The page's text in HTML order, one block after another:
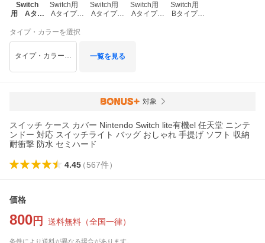
Switch
用　Aタイ
ク
Switch用
Aタイプ・
Switch用
Aタイプ・
Switch用
Aタイプ・
Switch用
Bタイプ・
タイプ・カラーを選択
タイプ・カラーを選択 一覧を見る
対象
スイッチ ケース カバー Nintendo Switch lite有機el 任天堂 ニンテ
ンドー 対応 スイッチライト バッグ おしゃれ 手提げ ソフト 収納
耐衝撃 防水 セミハード
4.45（567件）
価格
800 円 送料無料 （全国一律）
条件により送料が異なる場合があります。